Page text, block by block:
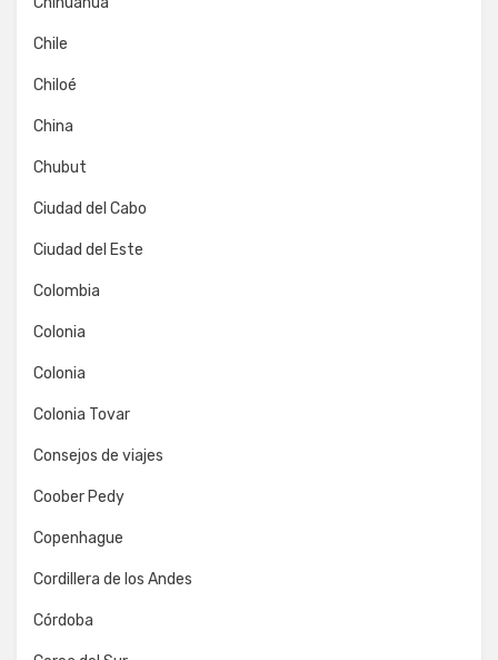
Chile
Chiloé
China
Chubut
Ciudad del Cabo
Ciudad del Este
Colombia
Colonia
Colonia
Colonia Tovar
Consejos de viajes
Coober Pedy
Copenhague
Cordillera de los Andes
Córdoba